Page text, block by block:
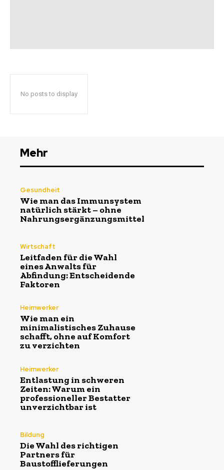
No posts to display
Mehr
Gesundheit
Wie man das Immunsystem
natürlich stärkt – ohne
Nahrungsergänzungsmittel
Wirtschaft
Leitfaden für die Wahl
eines Anwalts für
Abfindung: Entscheidende
Faktoren
Heimwerker
Wie man ein
minimalistisches Zuhause
schafft, ohne auf Komfort
zu verzichten
Heimwerker
Entlastung in schweren
Zeiten: Warum ein
professioneller Bestatter
unverzichtbar ist
Bildung
Die Wahl des richtigen
Partners für
Baustofflieferungen